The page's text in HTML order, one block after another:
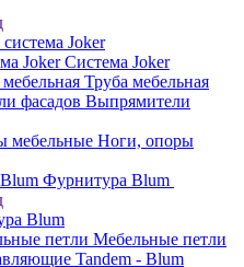
Joker
Система Joker
Труба мебельная
Выпрямители
Ноги, опоры
Фурнитура Blum
Blum
Мебельные петли